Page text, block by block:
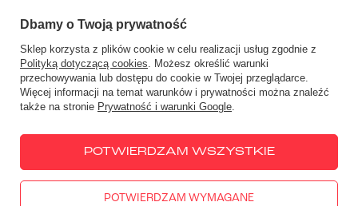
Sprawdź nasze social media!
W sklepie prezentujemy ceny brutto (z VAT).
Dbamy o Twoją prywatność
Sklep korzysta z plików cookie w celu realizacji usług zgodnie z
Polityką dotyczącą cookies. Możesz określić warunki
przechowywania lub dostępu do cookie w Twojej przeglądarce.
Więcej informacji na temat warunków i prywatności można znaleźć
także na stronie Prywatność i warunki Google.
POTWIERDZAM WYMAGANE
POTWIERDZAM WSZYSTKIE